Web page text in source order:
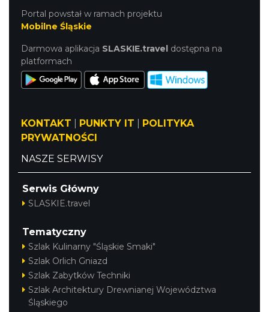
Portal powstał w ramach projektu
Mobilne Śląskie
Darmowa aplikacja SLASKIE.travel dostępna na
platformach
KONTAKT PUNKTY IT
POLITYKA
PRYWATNOŚCI
NASZE SERWISY
Serwis Główny
SLASKIE.travel
Tematyczny
Szlak Kulinarny "Śląskie Smaki"
Szlak Orlich Gniazd
Szlak Zabytków Techniki
Szlak Architektury Drewnianej Województwa
Śląskiego